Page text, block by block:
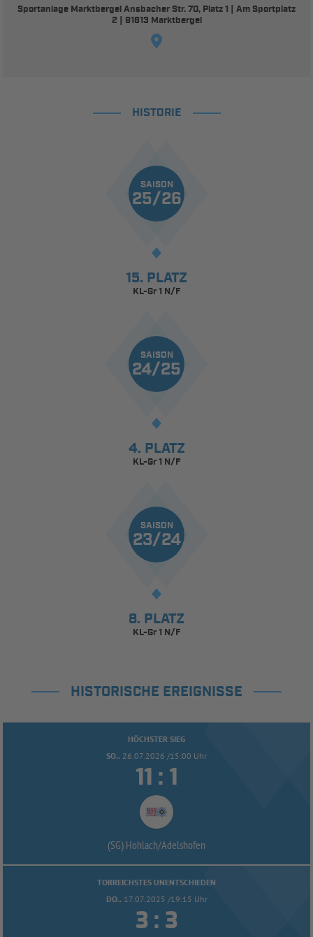
Sportanlage Marktbergel Ansbacher Str. 70, Platz 1 | Am Sportplatz
2 | 91613 Marktbergel
HISTORIE
SAISON
25/26
15. PLATZ
KL-Gr 1 N/F
SAISON
24/25
4. PLATZ
KL-Gr 1 N/F
SAISON
23/24
8. PLATZ
KL-Gr 1 N/F
HISTORISCHE EREIGNISSE
HÖCHSTER SIEG
SO.. 26.07.2026 /15:00 Uhr
 : 
(SG) Hohlach/Adelshofen
TORREICHSTES UNENTSCHIEDEN
DO.. 17.07.2025 /19:15 Uhr
 : 